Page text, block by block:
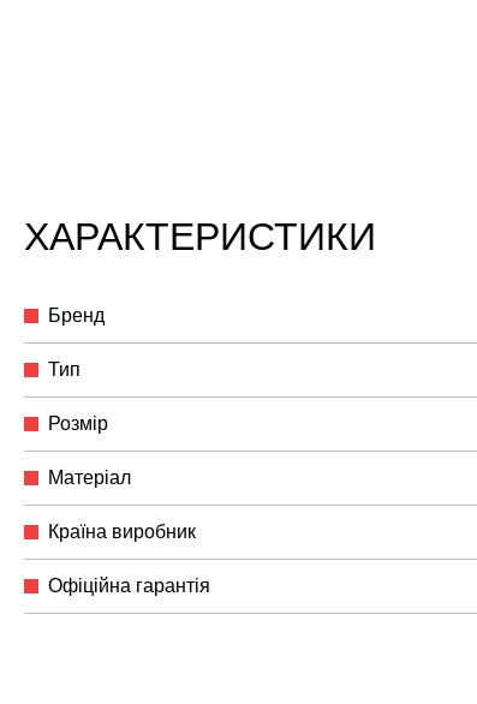
ХАРАКТЕРИСТИКИ
Бренд
Тип
Розмір
Матеріал
Країна виробник
Офіційна гарантія